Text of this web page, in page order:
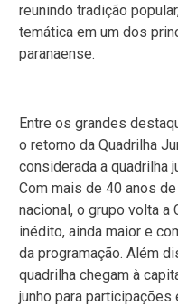
reunindo tradição
temática em um dos
paranaense.
Entre os grandes
o retorno da Quadrilha
considerada a quadrilha
Com mais de 40 anos
nacional, o grupo volta a
inédito, ainda maior e
da programação. Além
quadrilha chegam à
junho para